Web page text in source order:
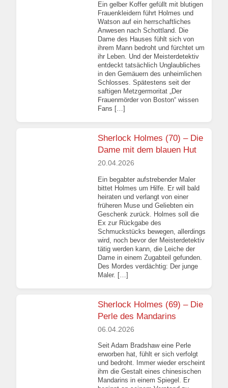
Ein gelber Koffer gefüllt mit blutigen
Frauenkleidern führt Holmes und
Watson auf ein herrschaftliches
Anwesen nach Schottland. Die
Dame des Hauses fühlt sich von
ihrem Mann bedroht und fürchtet um
ihr Leben. Und der Meisterdetektiv
entdeckt tatsächlich Unglaubliches
in den Gemäuern des unheimlichen
Schlosses. Spätestens seit der
saftigen Metzgermoritat „Der
Frauenmörder von Boston“ wissen
Fans […]
Sherlock Holmes (70) – Die
Dame mit dem blauen Hut
20.04.2026
Ein begabter aufstrebender Maler
bittet Holmes um Hilfe. Er will bald
heiraten und verlangt von einer
früheren Muse und Geliebten ein
Geschenk zurück. Holmes soll die
Ex zur Rückgabe des
Schmuckstücks bewegen, allerdings
wird, noch bevor der Meisterdetektiv
tätig werden kann, die Leiche der
Dame in einem Zugabteil gefunden.
Des Mordes verdächtig: Der junge
Maler. […]
Sherlock Holmes (69) – Die
Perle des Mandarins
06.04.2026
Seit Adam Bradshaw eine Perle
erworben hat, fühlt er sich verfolgt
und bedroht. Immer wieder erscheint
ihm die Gestalt eines chinesischen
Mandarins in einem Spiegel. Er